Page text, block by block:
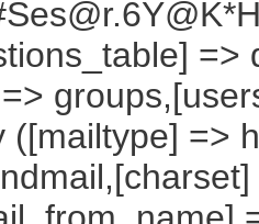
([mailtype] =>